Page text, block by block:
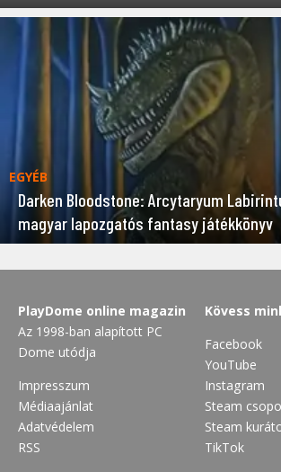
EGYÉB
Darken Bloodstone: Arcytaryum
magyar lapozgatós fantasy játékkönyv
PlayDome online magazin
Az 1998-ban alapított PC
Dome utódja
Impresszum
Médiaajánlat
Adatvédelem
RSS
Kövess
Facebook
YouTube
Instagram
Steam
Steam
TikTok